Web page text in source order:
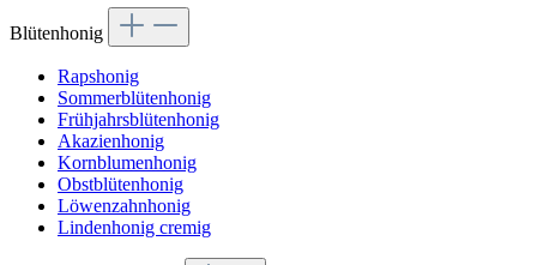
Blütenhonig
Rapshonig
Sommerblütenhonig
Frühjahrsblütenhonig
Akazienhonig
Kornblumenhonig
Obstblütenhonig
Löwenzahnhonig
Lindenhonig cremig